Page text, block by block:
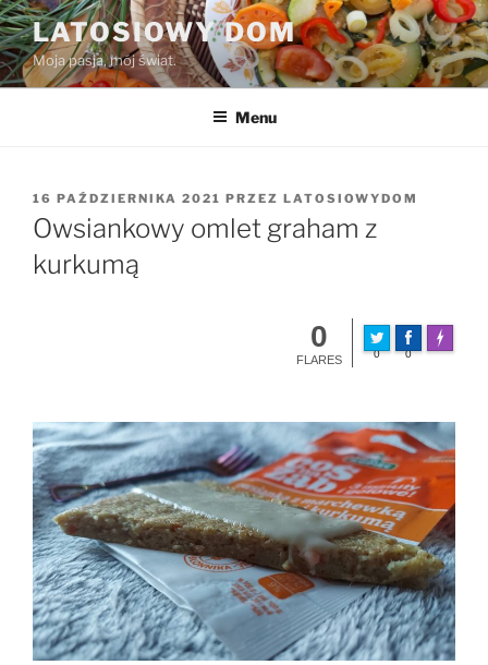
Przejdź
do
treści
LATOSIOWY DOM
Moja pasja, mój świat.
Menu
OPUBLIKOWANE
W
16 PAŹDZIERNIKA 2021 PRZEZ LATOSIOWYDOM
Owsiankowy omlet graham z
kurkumą
0
FLARES 0 0
Made with